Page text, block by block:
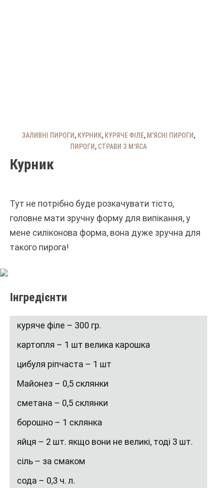
ЗАЛИВНІ ПИРОГИ , КУРНИК, КУРЯЧЕ ФІЛЕ, М'ЯСНІ ПИРОГИ ,
ПИРОГИ , СТРАВИ З М'ЯСА
Курник
Тут не потрібно буде розкачувати тісто,
головне мати зручну форму для випікання, у
мене силіконова форма, вона дуже зручна для
такого пирога!
Інгредієнти
куряче філе – 300 гр.
картопля – 1 шт велика карошка
цибуля ріпчаста – 1 шт
Майонез – 0,5 склянки
сметана – 0,5 склянки
борошно – 1 склянка
яйця – 2 шт. якщо вони не великі, тоді 3 шт.
сіль – за смаком
сода – 0,3 ч. л.